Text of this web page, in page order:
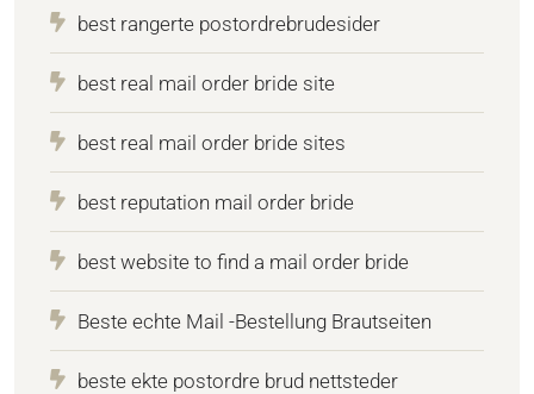
best rangerte postordrebrudesider
best real mail order bride site
best real mail order bride sites
best reputation mail order bride
best website to find a mail order bride
Beste echte Mail -Bestellung Brautseiten
beste ekte postordre brud nettsteder